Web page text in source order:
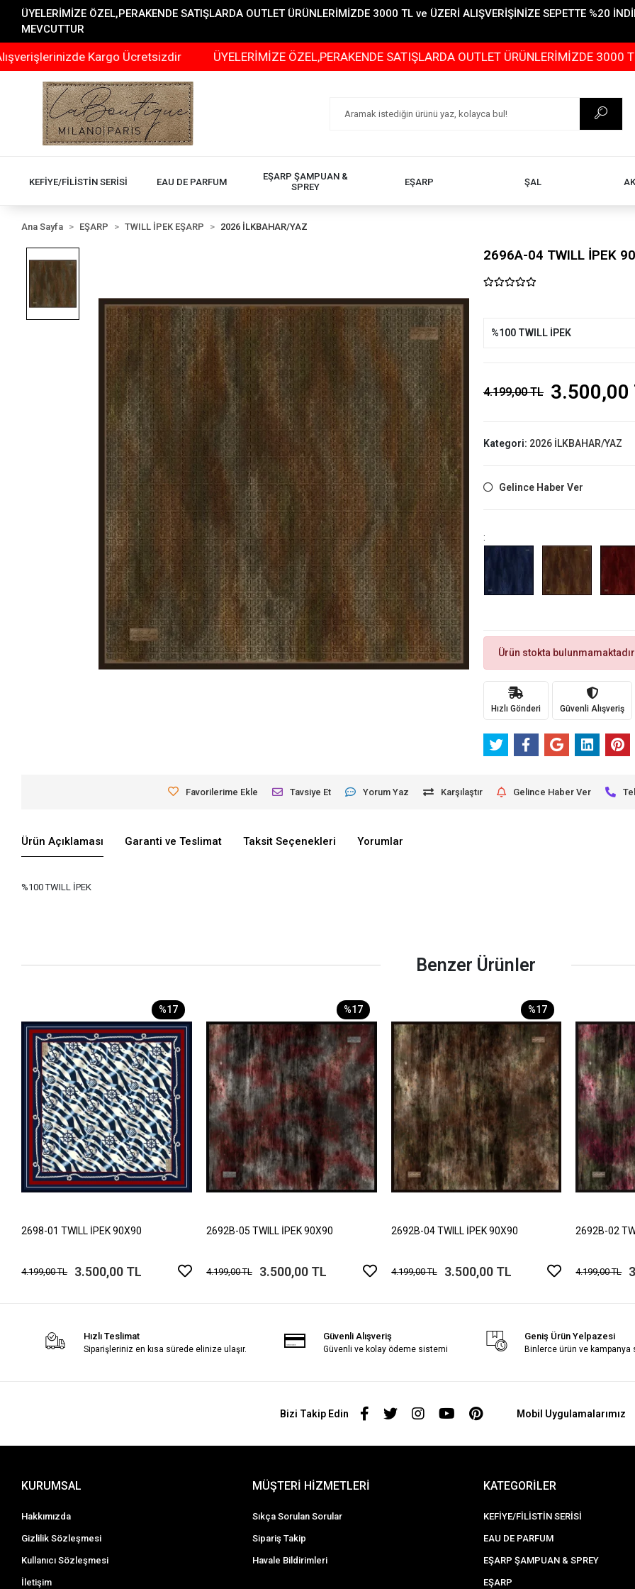
ÜYELERİMİZE ÖZEL,PERAKENDE SATIŞLARDA OUTLET ÜRÜNLERİMİZDE 3000 TL ve ÜZERİ ALIŞVERİŞİNİZE SEPETTE %20
MEVCUTTUR
Kargo Ücretsizdir ÜYELERİMİZE ÖZEL,PERAKENDE SATIŞLARDA OUTLET ÜRÜNLERİMİZDE 3000 TL ve
KEFİYE/FİLİSTİN SERİSİ EAU DE PARFUM
EŞARP ŞAMPUAN &
SPREY
EŞARP ŞAL
Ana Sayfa EŞARP TWILL İPEK EŞARP 2026 İLKBAHAR/YAZ
2696A-04 TWILL İPEK
%100 TWILL İPEK
4.199,00 TL 3.500,00
Kategori: 2026 İLKBAHAR/YAZ
Gelince Haber Ver
:
Ürün stokta bulunmamaktadır.
Hızlı Gönderi Güvenli Alışveriş
Favorilerime Ekle Tavsiye Et Yorum Yaz Karşılaştır Gelince Haber Ver
Ürün Açıklaması Garanti ve Teslimat Taksit Seçenekleri Yorumlar
%100 TWILL İPEK
Benzer Ürünler
%17
2698-01 TWILL İPEK 90X90
4.199,00 TL 3.500,00 TL
%17
2692B-05 TWILL İPEK 90X90
4.199,00 TL 3.500,00 TL
%17
2692B-04 TWILL İPEK 90X90
4.199,00 TL 3.500,00 TL
2692B-02
4.199,00 TL
Hızlı Teslimat
Siparişleriniz en kısa sürede elinize ulaşır.
Güvenli Alışveriş
Güvenli ve kolay ödeme sistemi
Geniş Ürün Yelpazesi
Binlerce ürün ve kampanya
Bizi Takip Edin Mobil Uygulamalarımız
KURUMSAL
Hakkımızda
Gizlilik Sözleşmesi
Kullanıcı Sözleşmesi
İletişim
MÜŞTERİ HİZMETLERİ
Sıkça Sorulan Sorular
Sipariş Takip
Havale Bildirimleri
KATEGORİLER
KEFİYE/FİLİSTİN SERİSİ
EAU DE PARFUM
EŞARP ŞAMPUAN & SPREY
EŞARP